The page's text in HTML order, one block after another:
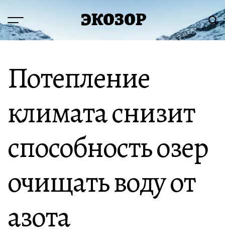
содержимому
Меню ЭКОЗОР
Потепление
климата снизит
способность озер
очищать воду от
азота